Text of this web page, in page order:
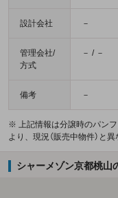
設計会社 －
管理会社/
方式
－ / －
備考 －
※ 上記情報は分譲時のパン
より、現況（販売中物件）と
シャーメゾン京都桃山